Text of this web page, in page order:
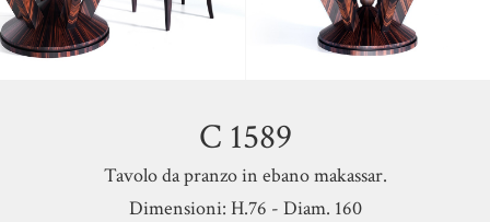
C 1589
Tavolo da pranzo in ebano makassar.
Dimensioni: H.76 - Diam. 160